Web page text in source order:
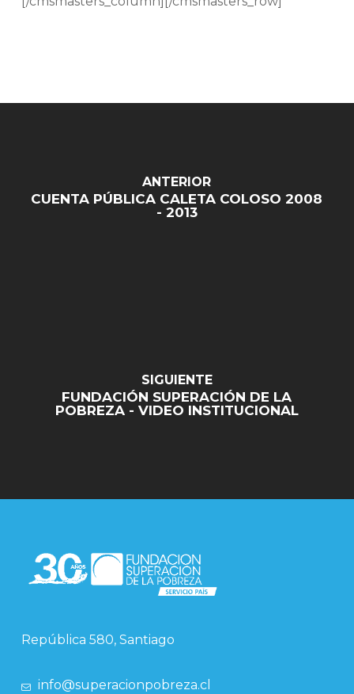
ANTERIOR
CUENTA PÚBLICA CALETA COLOSO 2008
- 2013
SIGUIENTE
FUNDACIÓN SUPERACIÓN DE LA
POBREZA - VIDEO INSTITUCIONAL
República 580, Santiago
info@superacionpobreza.cl